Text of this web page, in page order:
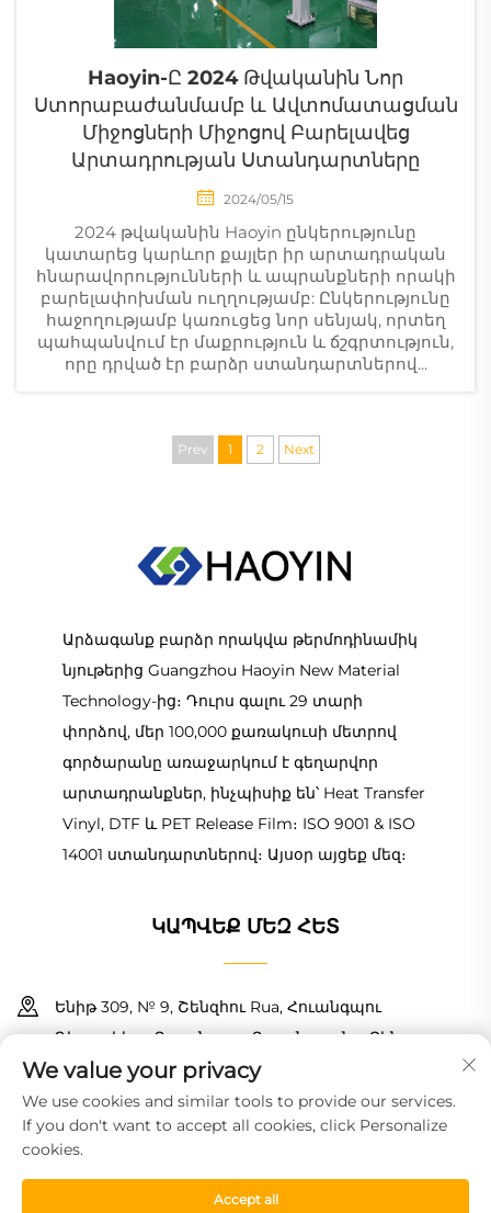
Haoyin-Ը 2024 Թվականին Նոր
Ստորաբաժանմամբ ԵՒ Ավտոմատացման
Միջոցների Միջոցով Բարելավեց
Արտադրության Ստանդարտները
2024/05/15
2024 թվականին Haoyin ընկերությունը
կատարեց կարևոր քայլեր իր արտադրական
հնարավորությունների և ապրանքների որակի
բարելափոխման ուղղությամբ: Ընկերությունը
հաջողությամբ կառուցեց նոր սենյակ, որտեղ
պահպանվում էր մաքրություն և ճշգրտություն,
որը դրված էր բարձր ստանդարտներով...
Prev 1 2 Next
Արձագանք բարձր որակվա թերմոդինամիկ
նյութերից Guangzhou Haoyin New Material
Technology-ից։ Դուրս գալու 29 տարի
փորձով, մեր 100,000 քառակուսի մետրով
գործարանը առաջարկում է գեղարվոր
արտադրանքներ, ինչպիսիք են՝ Heat Transfer
Vinyl, DTF և PET Release Film։ ISO 9001 & ISO
14001 ստանդարտներով։ Այսօր այցեք մեզ։
ԿԱՊՎԵՔ ՄԵԶ ՀԵՏ
Ենիթ 309, № 9, Շենզհու Rua, Հուանգպու
Դիստրիկտ, Գուանգզու, Գուանգդունգ, Չինա
+86 18150601728
[email protected]
© 2026 Գուանչժոու Հաոյին Նյու Մաթերիալ Տեխնոլոջի Կո.,
We value your privacy
We use cookies and similar tools to provide our services.
If you don't want to accept all cookies, click Personalize
cookies.
Accept all